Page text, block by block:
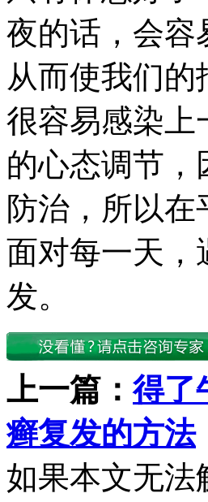
夜的话，会容
从而使我们
很容易感染上
的心态调节，
防治，所以
面对每一天，
发。
上一篇：得了
癣复发的方法
如果本文无法